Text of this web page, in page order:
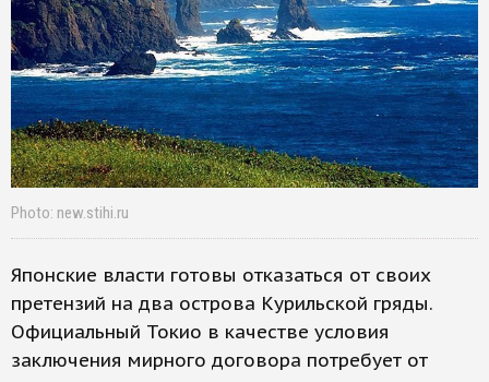
Photo: new.stihi.ru
Японские власти готовы отказаться от своих
претензий на два острова Курильской гряды.
Официальный Токио в качестве условия
заключения мирного договора потребует от